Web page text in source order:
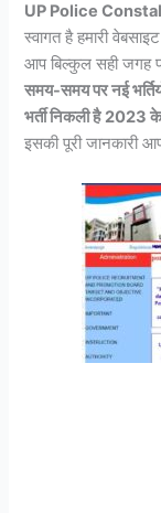
UP Police
स्वागत है हमारी
आप बिल्कुल सही जगह
समय-समय पर नई
भर्ती निकली है 2023 के
इसकी पूरी जानकारी